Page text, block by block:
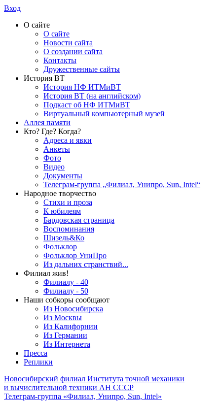
Вход
О сайте
О сайте
Новости сайта
О создании сайта
Контакты
Дружественные сайты
История ВТ
История НФ ИТМиВТ
История ВТ (на английском)
Подкаст об НФ ИТМиВТ
Виртуальный компьютерный музей
Аллея памяти
Кто? Где? Когда?
Адреса и явки
Анкеты
Фото
Видео
Документы
Телеграм-группа „Филиал, Унипро, Sun, Intel“
Народное творчество
Стихи и проза
К юбилеям
Бардовская страница
Воспоминания
Шизель&Ко
Фольклор
Фольклор УниПро
Из дальних странствий...
Филиал жив!
Филиалу - 40
Филиалу - 50
Наши собкоры сообщают
Из Новосибирска
Из Москвы
Из Калифорнии
Из Германии
Из Интернета
Пресса
Реплики
Новосибирский филиал Института точной механики
и вычислительной техники АН СССР
Телеграм-группа «Филиал, Унипро, Sun, Intel»